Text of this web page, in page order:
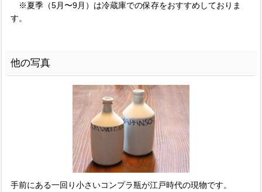
※夏季（5月〜9月）は冷蔵庫での保存をおすすめしておりま
す。
他の写真
手前にある一回り小さいコンプラ瓶が江戸時代の現物です。